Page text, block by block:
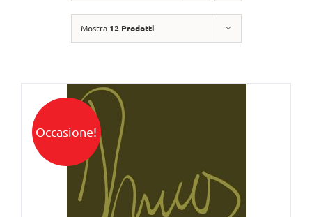
Mostra 12 Prodotti
Occasione!